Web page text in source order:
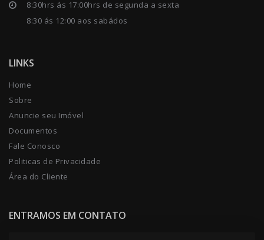
8:30hrs ás 17:00hrs de segunda a sexta
8:30 ás 12:00 aos sabádos
LINKS
Home
Sobre
Anuncie seu Imóvel
Documentos
Fale Conosco
Politicas de Privacidade
Área do Cliente
ENTRAMOS EM CONTATO